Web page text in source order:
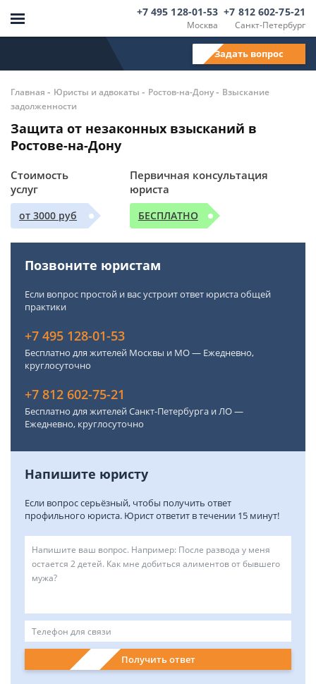
Москва
+7 495 128-01-53
Санкт-Петербург
+7 812 602-75-21
Задать вопрос
Главная - Юристы и адвокаты - Ростов-на-Дону- Взыскание
задолженности
Защита от незаконных взысканий в
Ростове-на-Дону
Стоимость
услуг
от 3000 руб
Первичная консультация
юриста
БЕСПЛАТНО
Позвоните юристам
Если вопрос простой и вас устроит ответ юриста общей
практики
+7 495 128-01-53
Бесплатно для жителей Москвы и МО — Ежедневно,
круглосуточно
+7 812 602-75-21
Бесплатно для жителей Санкт-Петербурга и ЛО —
Ежедневно, круглосуточно
Напишите юристу
Если вопрос серьёзный, чтобы получить ответ
профильного юриста. Юрист ответит в течении 15 минут!
Получить ответ